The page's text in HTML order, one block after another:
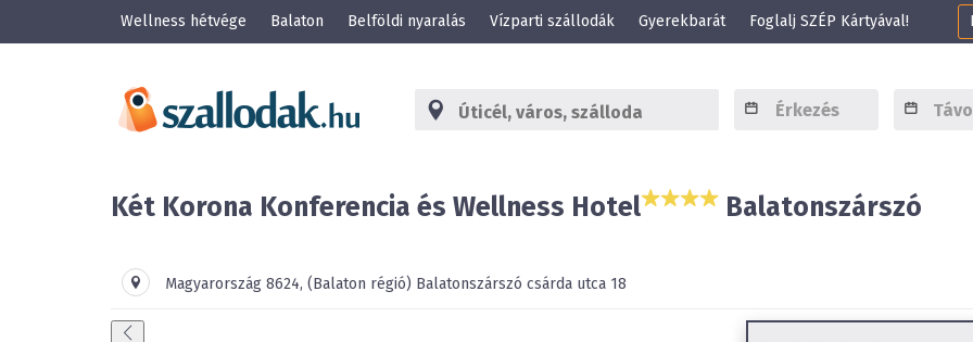
Wellness hétvége Balaton Belföldi nyaralás Vízparti szállodák Gyerekbarát Foglalj SZÉP Kártyával!
Két Korona Konferencia és Wellness Hotel Balatonszárszó
Magyarország 8624, (Balaton régió) Balatonszárszó csárda utca 18